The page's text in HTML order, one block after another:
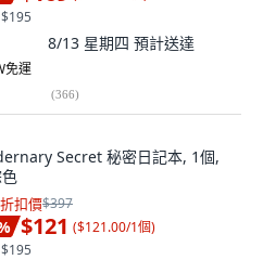
8/13 星期四 預計送達
免運
(366)
Secret 秘密日記本, 1個,
扣價$397
$121 ($121.00/1個)